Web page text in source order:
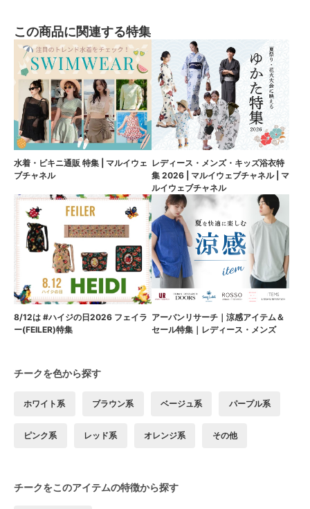
この商品に関連する特集
水着・ビキニ通販 特集 | マルイウェ
ブチャネル
レディース・メンズ・キッズ浴衣特
集 2026 | マルイウェブチャネル | マ
ルイウェブチャネル
8/12は #ハイジの日2026 フェイラ
ー(FEILER)特集
アーバンリサーチ｜涼感アイテム＆
セール特集｜レディース・メンズ
チークを色から探す
ホワイト系 ブラウン系 ベージュ系 パープル系
ピンク系 レッド系 オレンジ系 その他
チークをこのアイテムの特徴から探す